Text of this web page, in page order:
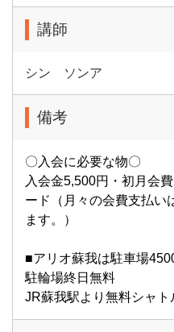
講師
シン ソンア
備考
〇入会に必要な物〇
入会金5,500円・初月会
ード（月々の会費支払い
ます。）
■アリオ蘇我は駐車場
駐輪場終日無料
JR蘇我駅より無料シャ